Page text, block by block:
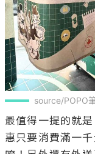
source/POPO
最值得一提的就
惠只要消費滿一